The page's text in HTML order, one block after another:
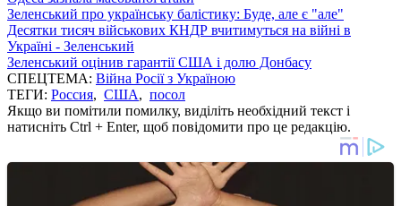
Зеленський про українську балістику: Буде, але є "але"
Десятки тисяч військових КНДР вчитимуться на війні в
Україні - Зеленський
Зеленський оцінив гарантії США і долю Донбасу
СПЕЦТЕМА: Війна Росії з Україною
ТЕГИ: Россия, США, посол
Якщо ви помітили помилку, виділіть необхідний текст і
натисніть Ctrl + Enter, щоб повідомити про це редакцію.